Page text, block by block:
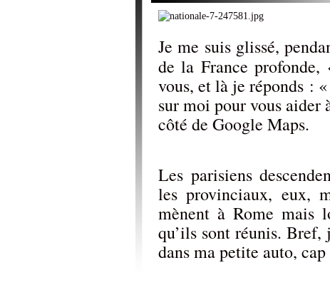
Je me suis glissé,
de la France
vous, et là je réponds :
sur moi pour vous aider
côté de Google Maps.
Les parisiens
les provinciaux, eux,
mènent à Rome mais
qu’ils sont réunis.
dans ma petite auto, cap